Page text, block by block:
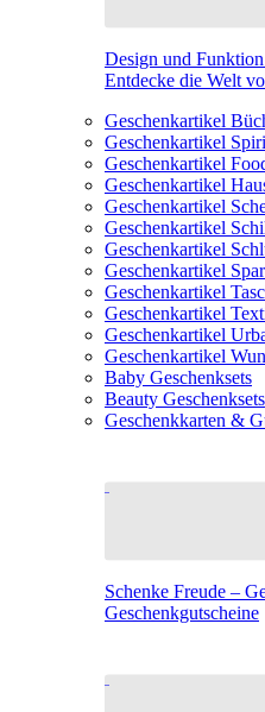
Design und
Entdecke die Welt
Geschenkartikel
Geschenkartikel
Geschenkartikel
Geschenkartikel
Geschenkartikel
Geschenkartikel
Geschenkartikel
Geschenkartikel
Geschenkartikel
Geschenkartikel
Geschenkartikel
Geschenkartikel
Baby Geschenksets
Beauty Geschenksets
Geschenkkarten &
Schenke Freude –
Geschenkgutscheine